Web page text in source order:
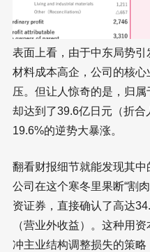
表面上看，由于中东局势
材料成本高企，公司的核
压。但让人惊奇的是，归
却达到了39.6亿日元（折
19.6%的逆势大暴涨。
翻看财报细节就能发现其
公司在这个寒冬里果断“割
资证券，直接确认了高达
（营业外收益）。这种用
冲主业结构调整损失的策